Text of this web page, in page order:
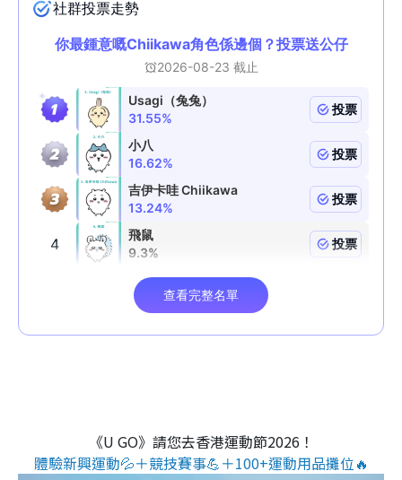
《U GO》請您去香港運動節2026！
體驗新興運動💦＋競技賽事💪＋100+運動用品攤位🔥